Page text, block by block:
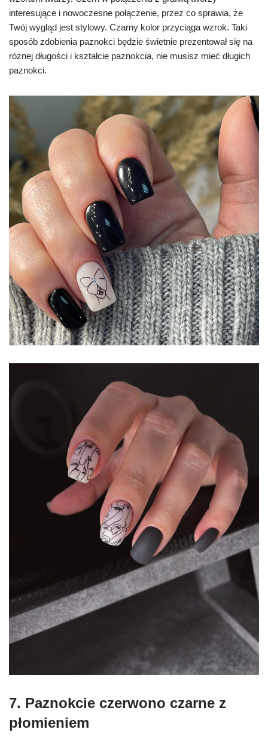
interesujące i nowoczesne połączenie, przez co sprawia, że
Twój wygląd jest stylowy. Czarny kolor przyciąga wzrok. Taki
sposób zdobienia paznokci będzie świetnie prezentował się na
różnej długości i kształcie paznokcia, nie musisz mieć długich
paznokci.
7. Paznokcie czerwono czarne z
płomieniem